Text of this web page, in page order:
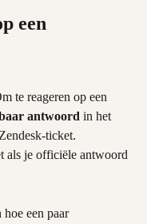
een
te reageren op een
antwoord in het
ticket.
als je officiële antwoord
een paar